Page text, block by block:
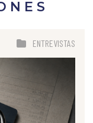
ENTREVISTAS